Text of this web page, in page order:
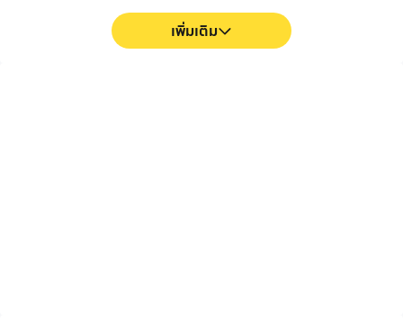
เพิ่มเติม